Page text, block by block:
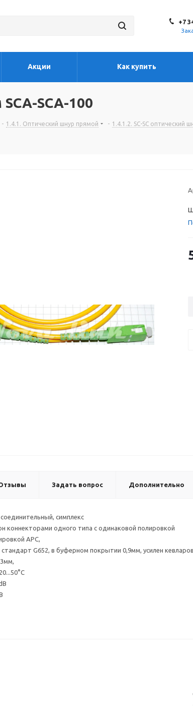
+7
Акции Как купить
SCA-100
- 1.4.1. Оптический шнур прямой - 1.4.1.2. SC-SC оптический
Задать вопрос Дополнительно
симплекс
коннекторами одного типа с одинаковой полировкой
APC,
стандарт G652, в буферном покрытии 0,9мм, усилен